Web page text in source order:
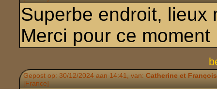
Superbe endroit, lieux
Merci pour ce moment
Gepost op: 30/12/2024 aan 14:41, van: Catherine et
[France]